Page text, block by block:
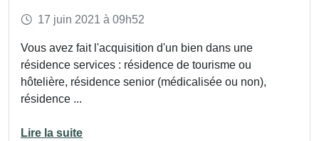
17 juin 2021 à 09h52
Vous avez fait l'acquisition d'un bien dans une
résidence services : résidence de tourisme ou
hôtelière, résidence senior (médicalisée ou non),
résidence ...
Lire la suite